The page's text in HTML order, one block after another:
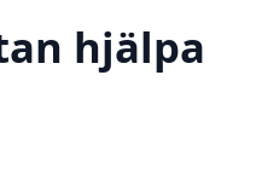
hjälpa